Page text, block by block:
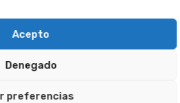
Acepto
Denegado
preferencias
tipo de contratos
dinero.
si puedes reclamar.